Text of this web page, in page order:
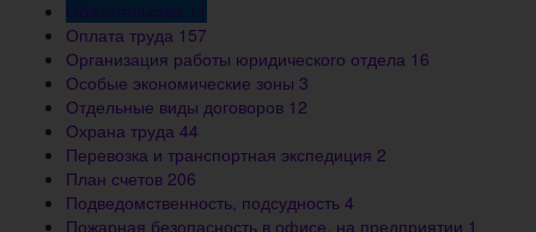
Оплата труда 157
Организация работы юридического отдела 16
Особые экономические зоны 3
Отдельные виды договоров 12
Охрана труда 44
Перевозка и транспортная экспедиция 2
План счетов 206
Подведомственность, подсудность 4
Пожарная безопасность в офисе, на предприятии 1